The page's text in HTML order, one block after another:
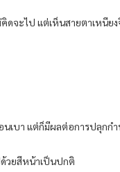
ดจะไป แต่เห็นสายตาเหนีย
เบา แต่ก็มีผลต่อการปลุกก
วยสีหน้าเป็นปกติ